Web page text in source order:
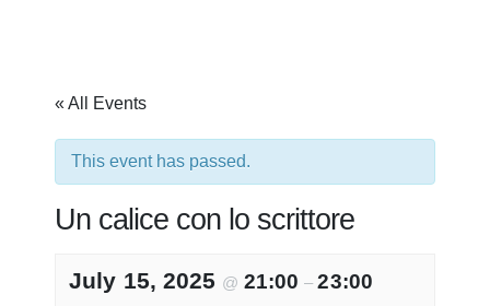
« All Events
This event has passed.
Un calice con lo scrittore
July 15, 2025 @ 21:00–23:00